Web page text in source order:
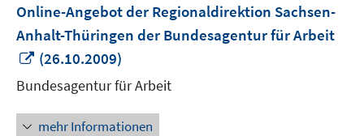
Online-Angebot der Regionaldirektion Sachsen-
Anhalt-Thüringen der Bundesagentur für Arbeit
In
neuem
Fenster
öffnen
(26.10.2009)
Bundesagentur für Arbeit
mehr Informationen